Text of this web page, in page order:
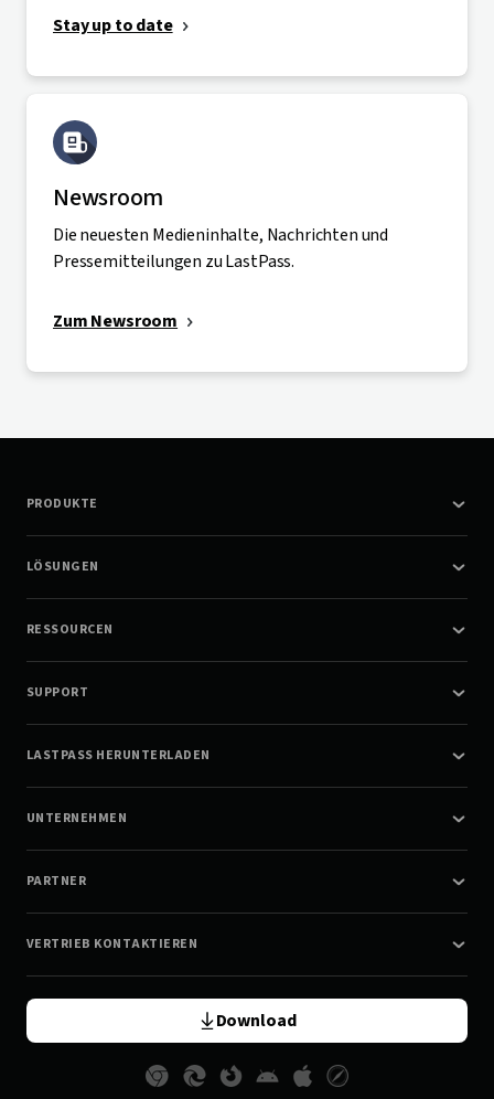
Stay up to date
Newsroom
Die neuesten Medieninhalte, Nachrichten und
Pressemitteilungen zu LastPass.
Zum Newsroom
PRODUKTE
LÖSUNGEN
RESSOURCEN
SUPPORT
LASTPASS HERUNTERLADEN
UNTERNEHMEN
PARTNER
VERTRIEB KONTAKTIEREN
Download